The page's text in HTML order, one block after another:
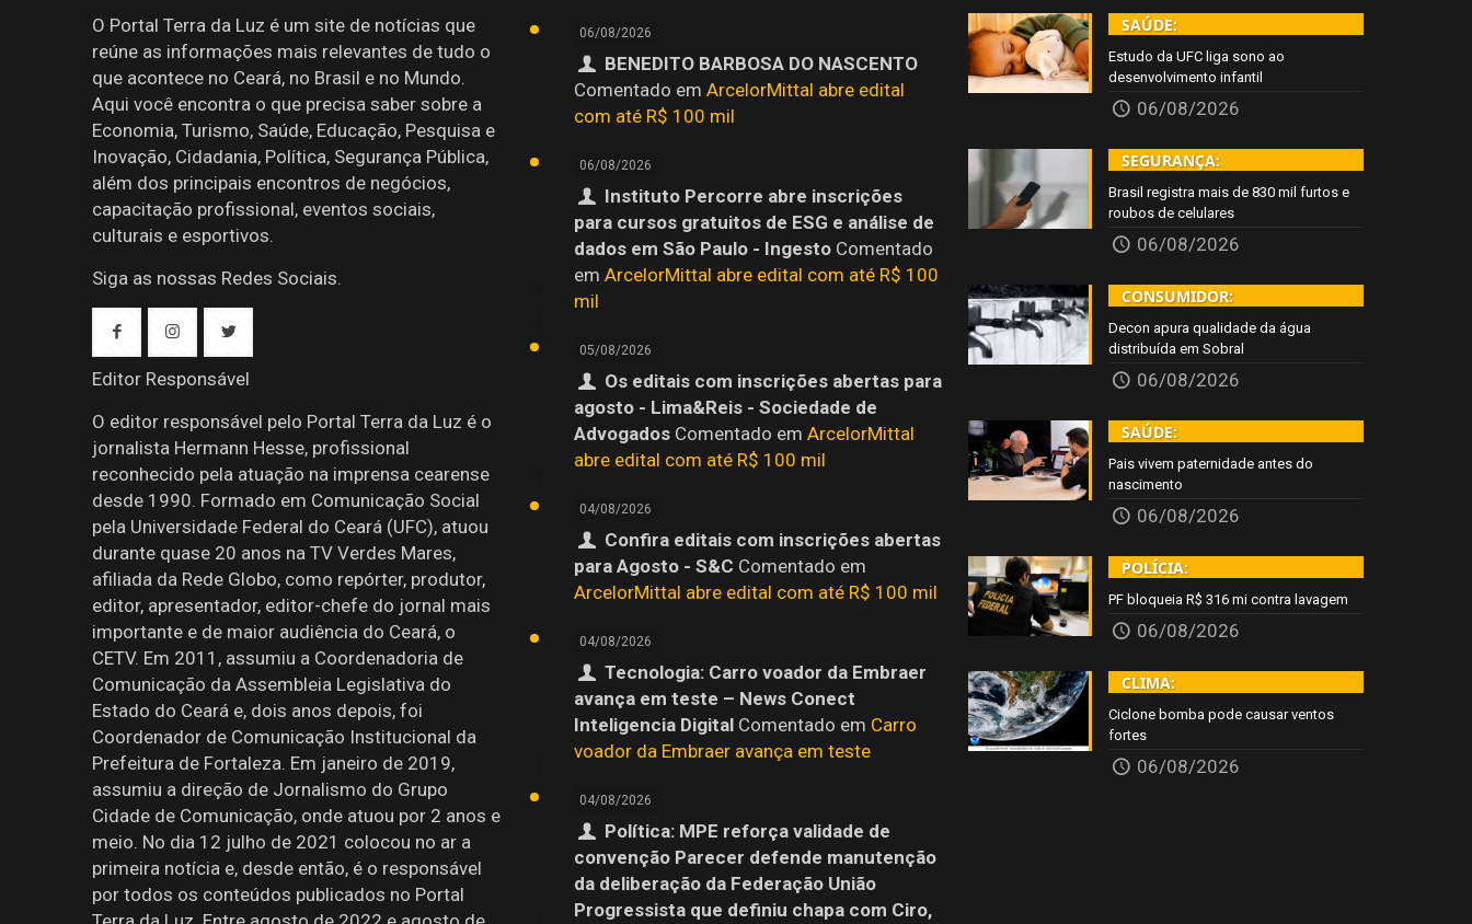
O Portal Terra da Luz é um site de notícias que
reúne as informações mais relevantes de tudo o
que acontece no Ceará, no Brasil e no Mundo.
Aqui você encontra o que precisa saber sobre a
Economia, Turismo, Saúde, Educação, Pesquisa e
Inovação, Cidadania, Política, Segurança Pública,
além dos principais encontros de negócios,
capacitação profissional, eventos sociais,
culturais e esportivos.
Siga as nossas Redes Sociais.
Editor Responsável
O editor responsável pelo Portal Terra da Luz é o
jornalista Hermann Hesse, profissional
reconhecido pela atuação na imprensa cearense
desde 1990. Formado em Comunicação Social
pela Universidade Federal do Ceará (UFC), atuou
durante quase 20 anos na TV Verdes Mares,
afiliada da Rede Globo, como repórter, produtor,
editor, apresentador, editor-chefe do jornal mais
importante e de maior audiência do Ceará, o
CETV. Em 2011, assumiu a Coordenadoria de
Comunicação da Assembleia Legislativa do
Estado do Ceará e, dois anos depois, foi
Coordenador de Comunicação Institucional da
Prefeitura de Fortaleza. Em janeiro de 2019,
assumiu a direção de Jornalismo do Grupo
Cidade de Comunicação, onde atuou por 2 anos e
meio. No dia 12 julho de 2021 colocou no ar a
primeira notícia e, desde então, é o responsável
por todos os conteúdos publicados no Portal
06/08/2026
BENEDITO BARBOSA DO NASCENTO
Comentado em ArcelorMittal abre edital
com até R$ 100 mil
06/08/2026
Instituto Percorre abre inscrições
para cursos gratuitos de ESG e análise de
dados em São Paulo - IngestoComentado
em ArcelorMittal abre edital com até R$ 100
mil
05/08/2026
Os editais com inscrições abertas para
agosto - Lima&Reis - Sociedade de
AdvogadosComentado em ArcelorMittal
abre edital com até R$ 100 mil
04/08/2026
Confira editais com inscrições abertas
para Agosto - S&C Comentado em
ArcelorMittal abre edital com até R$ 100 mil
04/08/2026
Tecnologia: Carro voador da Embraer
avança em teste – News Conect
Inteligencia DigitalComentado em Carro
voador da Embraer avança em teste
04/08/2026
Política: MPE reforça validade de
convenção Parecer defende manutenção
da deliberação da Federação União
Progressista que definiu chapa com Ciro,
SAÚDE:
Estudo da UFC liga sono ao
desenvolvimento infantil
06/08/2026
SEGURANÇA:
Brasil registra mais de 830 mil furtos e
roubos de celulares
06/08/2026
CONSUMIDOR:
Decon apura qualidade da água
distribuída em Sobral
06/08/2026
SAÚDE:
Pais vivem paternidade antes do
nascimento
06/08/2026
POLÍCIA:
PF bloqueia R$ 316 mi contra lavagem
06/08/2026
CLIMA:
Ciclone bomba pode causar ventos
fortes
06/08/2026